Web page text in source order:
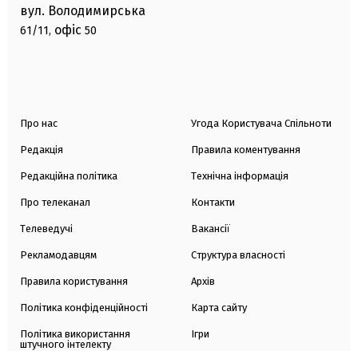
вул. Володимирська
61/11, офіс 50
Про нас
Редакція
Редакційна політика
Про телеканал
Телеведучі
Рекламодавцям
Правила користування
Політика конфіденційності
Політика використання
штучного інтелекту
Угода Користувача Спільноти
Правила коментування
Технічна інформація
Контакти
Вакансії
Структура власності
Архів
Карта сайту
Ігри